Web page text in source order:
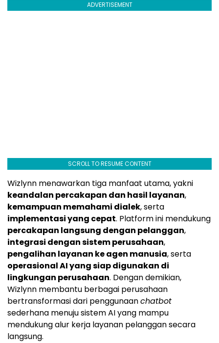
ADVERTISEMENT
SCROLL TO RESUME CONTENT
Wizlynn menawarkan tiga manfaat utama, yakni
keandalan percakapan dan hasil layanan,
kemampuan memahami dialek, serta
implementasi yang cepat. Platform ini mendukung
percakapan langsung dengan pelanggan,
integrasi dengan sistem perusahaan,
pengalihan layanan ke agen manusia, serta
operasional AI yang siap digunakan di
lingkungan perusahaan. Dengan demikian,
Wizlynn membantu berbagai perusahaan
bertransformasi dari penggunaanchatbot
sederhana menuju sistem AI yang mampu
mendukung alur kerja layanan pelanggan secara
langsung.